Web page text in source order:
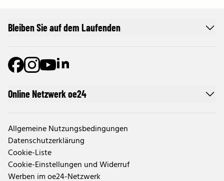
Online Netzwerk oe24
Allgemeine Nutzungsbedingungen
Datenschutzerklärung
Cookie-Liste
Cookie-Einstellungen und Widerruf
Werben im oe24-Netzwerk
Bleiben Sie auf dem Laufenden